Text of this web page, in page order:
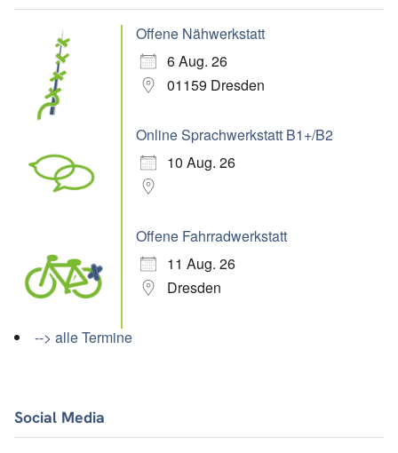
Offene Nähwerkstatt
6 Aug. 26
01159 Dresden
Online Sprachwerkstatt B1+/B2
10 Aug. 26
Offene Fahrradwerkstatt
11 Aug. 26
Dresden
--> alle Termine
Social Media